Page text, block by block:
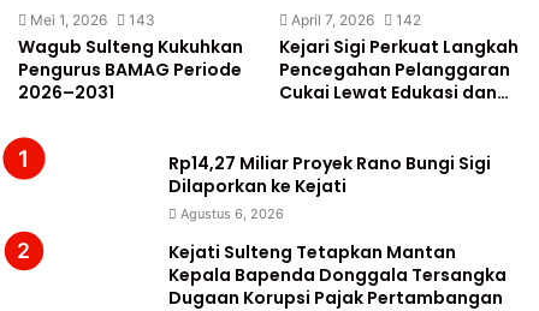
Mei 1, 2026 143
Wagub Sulteng Kukuhkan
Pengurus BAMAG Periode
2026–2031
April 7, 2026 142
Kejari Sigi Perkuat Langkah
Pencegahan Pelanggaran
Cukai Lewat Edukasi dan…
Rp14,27 Miliar Proyek Rano Bungi Sigi
Dilaporkan ke Kejati
Agustus 6, 2026
Kejati Sulteng Tetapkan Mantan
Kepala Bapenda Donggala Tersangka
Dugaan Korupsi Pajak Pertambangan